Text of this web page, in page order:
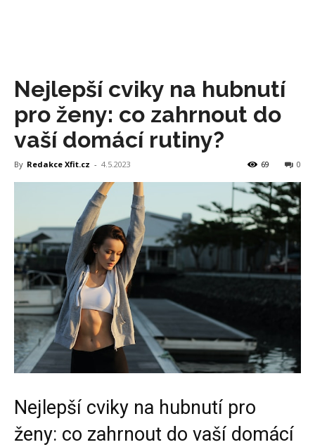
Nejlepší cviky na hubnutí
pro ženy: co zahrnout do
vaší domácí rutiny?
By Redakce Xfit.cz - 4.5.2023 0
69
Nejlepší cviky na hubnutí pro
ženy: co zahrnout do vaší domácí